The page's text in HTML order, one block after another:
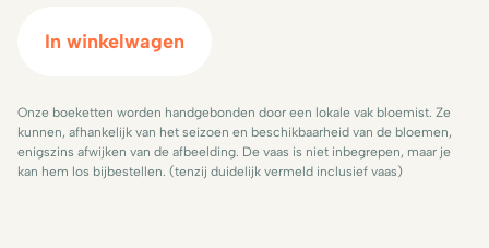
In winkelwagen
Onze boeketten worden handgebonden door een lokale vak bloemist. Ze
kunnen, afhankelijk van het seizoen en beschikbaarheid van de bloemen,
enigszins afwijken van de afbeelding. De vaas is niet inbegrepen, maar je
kan hem los bijbestellen. (tenzij duidelijk vermeld inclusief vaas)